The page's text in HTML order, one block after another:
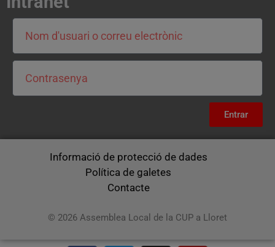
Entrar
Informació de protecció de dades
Política de galetes
Contacte
© 2026 Assemblea Local de la CUP a Lloret